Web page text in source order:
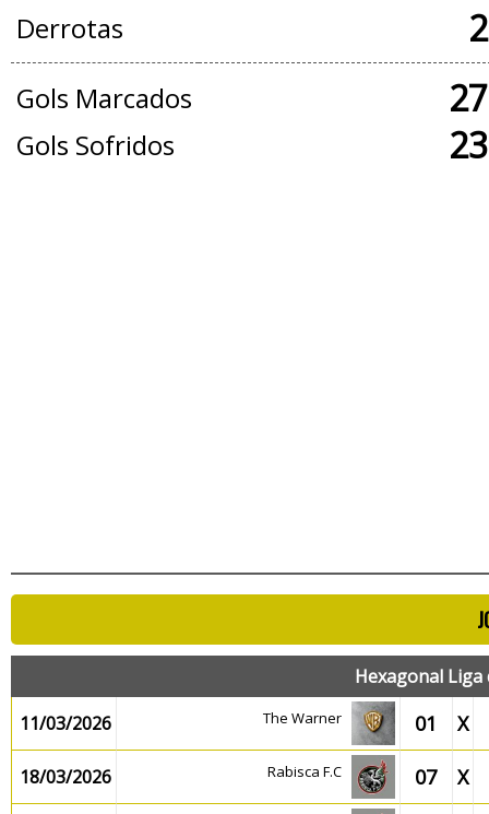
Derrotas
Gols Marcados
Gols Sofridos
Hexagonal Liga
11/03/2026
The Warner 01 X
18/03/2026 Rabisca F.C 07 X